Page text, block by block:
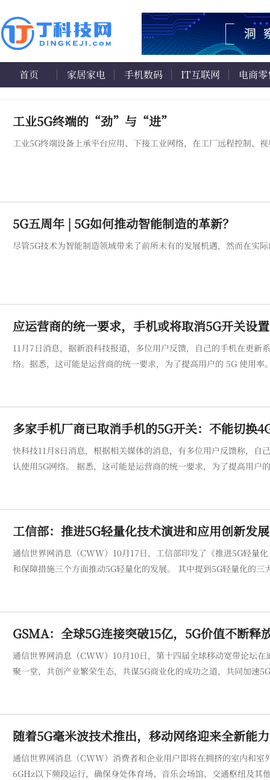
首页 家居家电 手机数码 IT互联网 电商
工业5G终端的“劲”与“进”
工业5G终端设备上承平台应用、下接工业网络，在工厂远程控制、
5G五周年 | 5G如何推动智能制造的革新？
尽管5G技术为智能制造领域带来了前所未有的发展机遇，然而在实
应运营商的统一要求，手机或将取消5G开关设
11月7日消息，据新浪科技报道，多位用户反馈，自己的手机在更
络。据悉，这可能是运营商的统一要求，为了提高用户的 5G 使用率。 有一些用户表示，自己近日在更新了最新的手机系统，然后手机网
多家手机厂商已取消手机的5G开关：不能切换
快科技11月8日消息，根据相关媒体的消息，有多位用户反馈称，
认使用5G网络。 据悉，这可能是运营商的统一要求，为了提高用户的5G使用率。目前，有手机行业人士表示，以后的手机也不会设置关闭5G
工信部：推进5G轻量化技术演进和应用创新发展
通信世界网消息（CWW）10月17日，工信部印发了《推进5G轻量
和保障措施三个方面推动5G轻量化的发展。 其中提到5G轻量化的三大发展目标，到2025年，5G RedCap产业综合能力显著提升，新产品、
GSMA：全球5G连接突破15亿，5G价值不断释
通信世界网消息（CWW）10月10日，第十四届全球移动宽带论坛
聚一堂，共创产业繁荣生态，共谋5G商业化的成功之道，共同加速5G-A迈向商用。 会上，GSMA首席技术官
随着5G毫米波技术推出，移动网络迎来全新能力
通信世界网消息（CWW）消费者和企业用户即将在拥挤的室内和
6GHz以下频段运行，确保身处体育场、音乐会场馆、交通枢纽及